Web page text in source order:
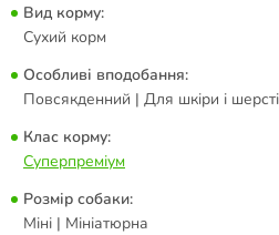
Вид корму:
Сухий корм
Особливі вподобання:
Повсякденний | Для шкіри і
Клас корму:
Суперпреміум
Розмір собаки:
Міні | Мініатюрна